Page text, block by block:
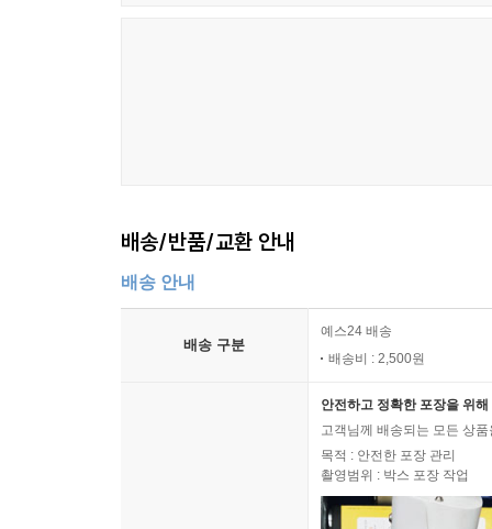
배송/반품/교환 안내
배송 안내
배송 구분
예스24 배송
배송비 : 2,500원
안전하고 정확한 포장을 위
고객님께 배송되는 모든 상
목적 : 안전한 포장 관리
촬영범위 : 박스 포장 작업